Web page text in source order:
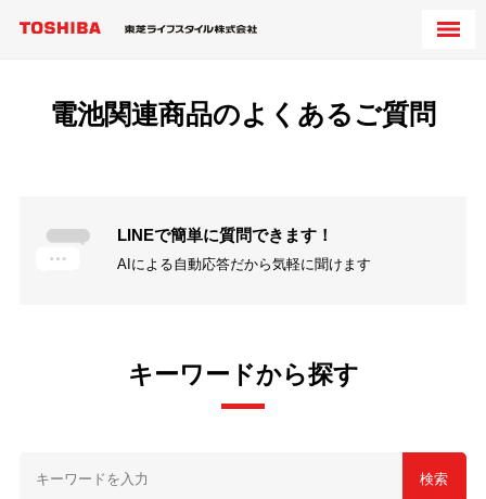
電池関連商品のよくあるご質問
LINEで簡単に質問できます！
AIによる自動応答だから気軽に聞けます
キーワードから探す
検索